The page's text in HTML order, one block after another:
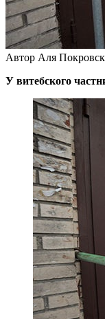
Автор Аля
У витебского